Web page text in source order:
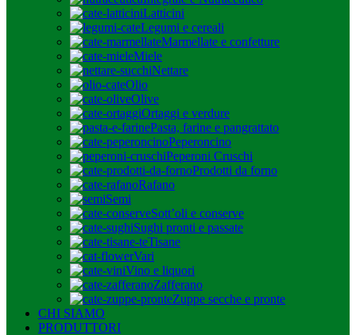
Latticini
Legumi e cereali
Marmellate e confetture
Miele
Nettare
Olio
Olive
Ortaggi e verdure
Pasta, farine e pangrattato
Peperoncino
Peperoni Cruschi
Prodotti da forno
Rafano
Semi
Sott’oli e conserve
Sughi pronti e passate
Tisane
Vari
Vino e liquori
Zafferano
Zuppe secche e pronte
CHI SIAMO
PRODUTTORI